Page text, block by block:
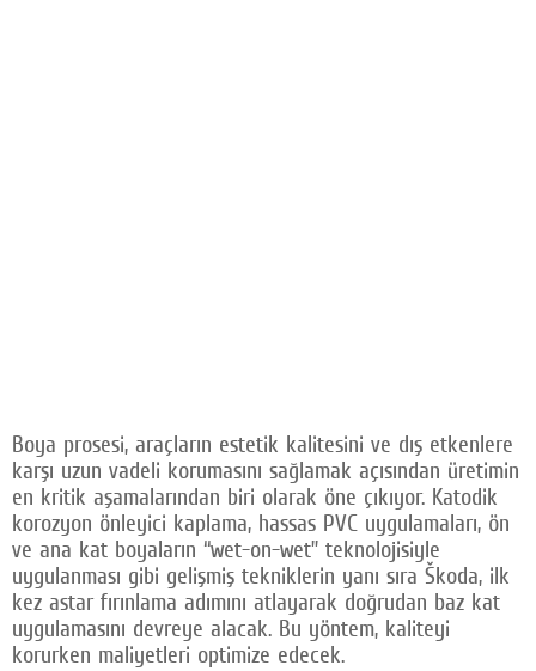
Boya prosesi, araçların estetik kalitesini ve dış etkenlere
karşı uzun vadeli korumasını sağlamak açısından üretimin
en kritik aşamalarından biri olarak öne çıkıyor. Katodik
korozyon önleyici kaplama, hassas PVC uygulamaları, ön
ve ana kat boyaların “wet-on-wet” teknolojisiyle
uygulanması gibi gelişmiş tekniklerin yanı sıra Škoda, ilk
kez astar fırınlama adımını atlayarak doğrudan baz kat
uygulamasını devreye alacak. Bu yöntem, kaliteyi
korurken maliyetleri optimize edecek.